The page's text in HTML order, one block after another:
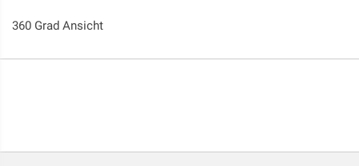
360 Grad Ansicht